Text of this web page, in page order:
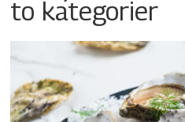
to kategorier